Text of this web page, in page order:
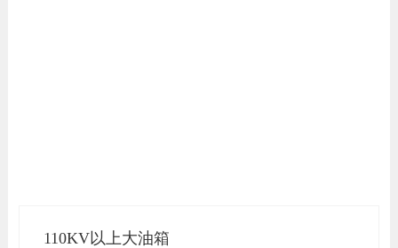
110KV以上大油箱